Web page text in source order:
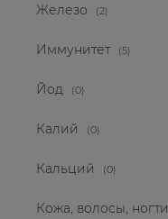
Железо (2)
Иммунитет (5)
Йод (0)
Калий (0)
Кальций (0)
Кожа, волосы, ногти